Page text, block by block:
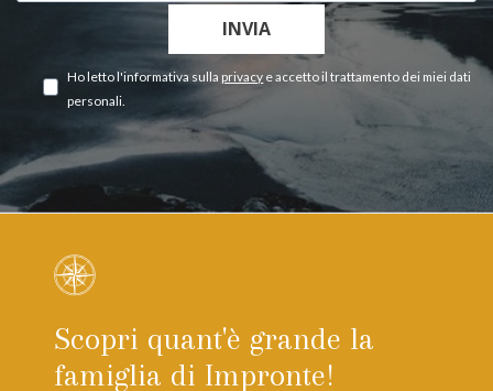
INVIA
Ho letto l'informativa sulla privacy e accetto il trattamento dei miei dati
personali.
Scopri quant'è grande la
famiglia di Impronte!